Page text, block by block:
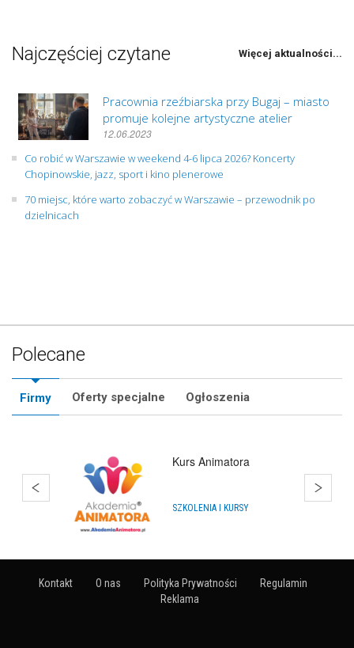
Najczęściej czytane Więcej aktualności...
Pracownia rzeźbiarska przy Bugaj – miasto
promuje kolejne artystyczne atelier
12.06.2023
Co robić w Warszawie w weekend 4-6 lipca 2026? Koncerty
Chopinowskie, jazz, sport i kino plenerowe
70 miejsc, które warto zobaczyć w Warszawie – przewodnik po
dzielnicach
Polecane
Firmy Oferty specjalne Ogłoszenia
Kurs Animatora
SZKOLENIA I KURSY
Kontakt O nas Polityka Prywatności
Regulamin
Reklama